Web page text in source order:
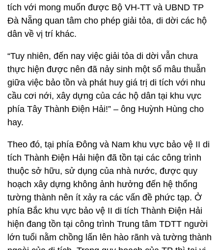
tích với mong muốn được Bộ VH-TT và UBND TP
Đà Nẵng quan tâm cho phép giải tỏa, di dời các hộ
dân về vị trí khác.
“Tuy nhiên, đến nay việc giải tỏa di dời vẫn chưa
thực hiện được nên đã nảy sinh một số mâu thuẫn
giữa việc bảo tồn và phát huy giá trị di tích với nhu
cầu cơi nới, xây dựng của các hộ dân tại khu vực
phía Tây Thành Điện Hải!” – ông Huỳnh Hùng cho
hay.
Theo đó, tại phía Đông và Nam khu vực bảo vệ II di
tích Thành Điện Hải hiện đã tồn tại các công trình
thuộc sở hữu, sử dụng của nhà nước, được quy
hoạch xây dựng không ảnh hưởng đến hệ thống
tường thành nên ít xảy ra các vấn đề phức tạp. Ở
phía Bắc khu vực bảo vệ II di tích Thành Điện Hải
hiện đang tồn tại công trình Trung tâm TDTT người
lớn tuổi nằm chồng lấn lên hào rãnh và tường thành